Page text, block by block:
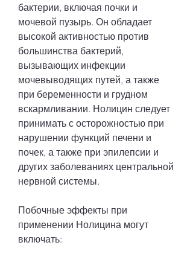
бактерии, включая почки и
мочевой пузырь. Он обладает
высокой активностью против
большинства бактерий,
вызывающих инфекции
мочевыводящих путей, а также
при беременности и грудном
вскармливании. Нолицин следует
принимать с осторожностью при
нарушении функций печени и
почек, а также при эпилепсии и
других заболеваниях центральной
нервной системы.
Побочные эффекты при
применении Нолицина могут
включать: